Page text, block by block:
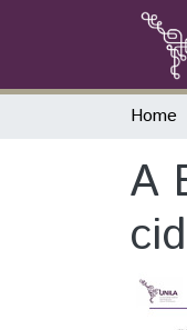
Home
A